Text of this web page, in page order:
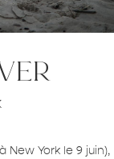
New York le 9 juin),